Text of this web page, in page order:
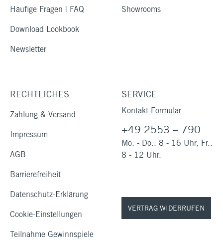
Häufige Fragen | FAQ
Download Lookbook
Newsletter
Showrooms
RECHTLICHES
Zahlung & Versand
Impressum
AGB
Barrierefreiheit
Datenschutz-Erklärung
Cookie-Einstellungen
Teilnahme Gewinnspiele
SERVICE
Kontakt-Formular
+49 2553 – 790
Mo. - Do.: 8 - 16 Uhr, Fr.:
8 - 12 Uhr.
VERTRAG WIDERRUFEN